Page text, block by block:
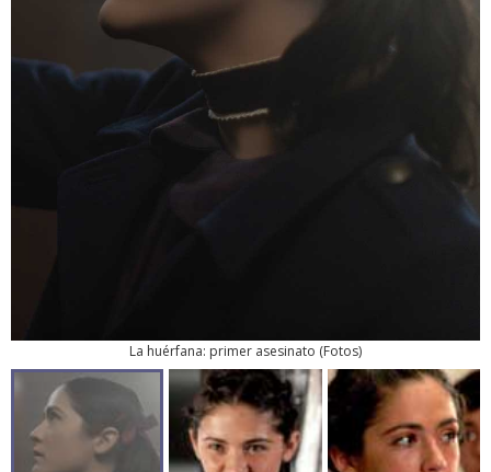
La huérfana: primer asesinato (Fotos)